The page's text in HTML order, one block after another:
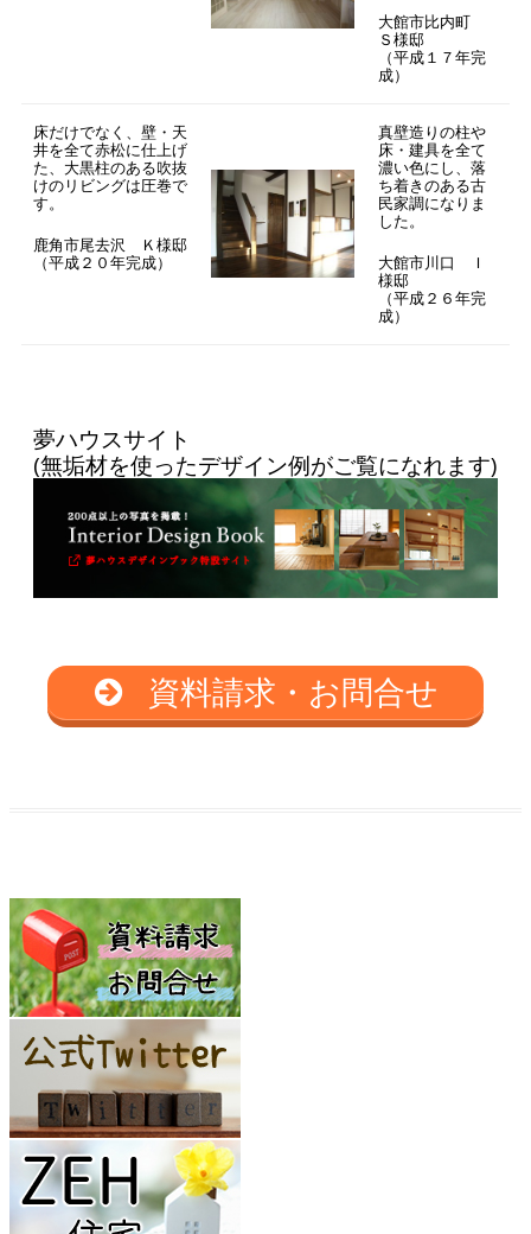
大館市比内町
Ｓ様邸
（平成１７年完
成）
床だけでなく、壁・天
井を全て赤松に仕上げ
た、大黒柱のある吹抜
けのリビングは圧巻で
す。
鹿角市尾去沢 Ｋ様邸
（平成２０年完成）
真壁造りの柱や
床・建具を全て
濃い色にし、落
ち着きのある古
民家調になりま
した。
大館市川口 Ｉ
様邸
（平成２６年完
成）
夢ハウスサイト
(無垢材を使ったデザイン例がご覧になれます)
資料請求・お問合せ